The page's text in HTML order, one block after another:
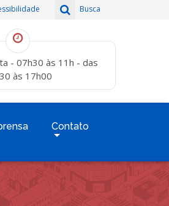
Busca
- 07h30 às 11h - das
às 17h00
Contato